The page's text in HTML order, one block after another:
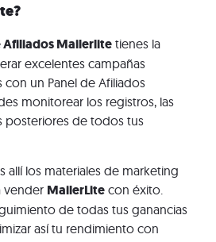
Afiliados Mailerlite tienes la
excelentes campañas
con un Panel de Afiliados
monitorear los registros, las
posteriores de todos tus
allí los materiales de marketing
vender MailerLite con éxito.
de todas tus ganancias
así tu rendimiento con